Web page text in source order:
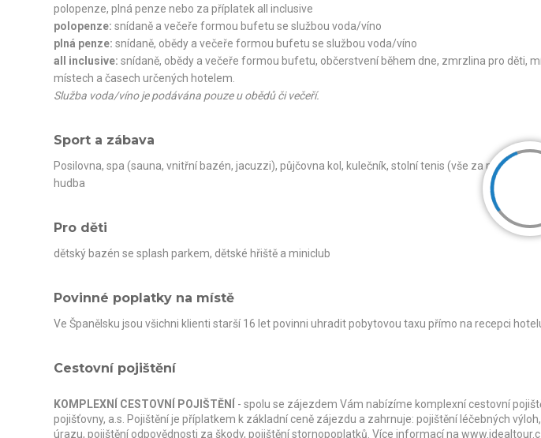
polopenze, plná penze nebo za příplatek all inclusive
polopenze: snídaně a večeře formou bufetu se službou voda/víno
plná penze: snídaně, obědy a večeře formou bufetu se službou voda/víno
all inclusive: snídaně, obědy a večeře formou bufetu, občerstvení během dne, zmrzlina pro děti,
místech a časech určených hotelem.
Služba voda/víno je podávána pouze u obědů či večeří.
Sport a zábava
Posilovna, spa (sauna, vnitřní bazén, jacuzzi), půjčovna kol, kulečník, stolní tenis (vše za
hudba
Pro děti
dětský bazén se splash parkem, dětské hřiště a miniclub
Povinné poplatky na místě
Ve Španělsku jsou všichni klienti starší 16 let povinni uhradit pobytovou taxu přímo na recepci
Cestovní pojištění
KOMPLEXNÍ CESTOVNÍ POJIŠTĚNÍ
- spolu se zájezdem Vám nabízíme komplexní cestovní
pojišťovny, a.s. Pojištění je příplatkem k základní ceně zájezdu a zahrnuje: pojištění léčebných
úrazu, pojištění odpovědnosti za škody, pojištění stornopoplatků. Více informací na